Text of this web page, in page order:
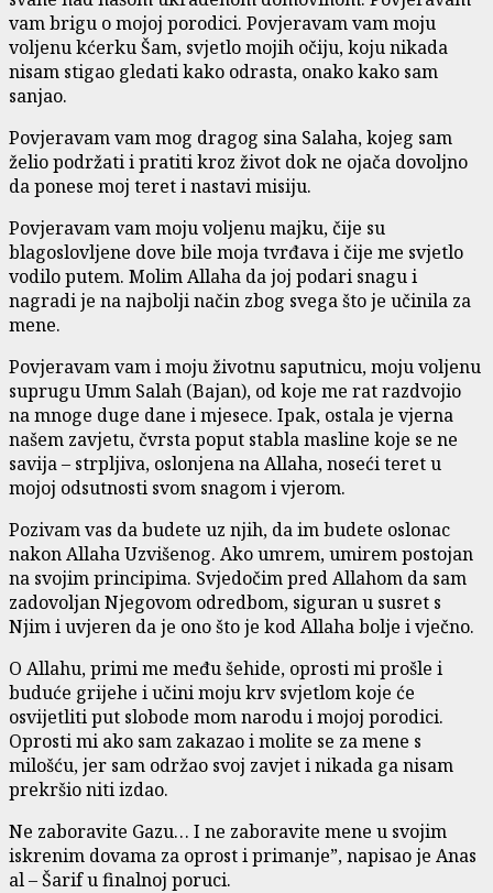
vam brigu o mojoj porodici. Povjeravam vam moju
voljenu kćerku Šam, svjetlo mojih očiju, koju nikada
nisam stigao gledati kako odrasta, onako kako sam
sanjao.
Povjeravam vam mog dragog sina Salaha, kojeg sam
želio podržati i pratiti kroz život dok ne ojača dovoljno
da ponese moj teret i nastavi misiju.
Povjeravam vam moju voljenu majku, čije su
blagoslovljene dove bile moja tvrđava i čije me svjetlo
vodilo putem. Molim Allaha da joj podari snagu i
nagradi je na najbolji način zbog svega što je učinila za
mene.
Povjeravam vam i moju životnu saputnicu, moju voljenu
suprugu Umm Salah (Bajan), od koje me rat razdvojio
na mnoge duge dane i mjesece. Ipak, ostala je vjerna
našem zavjetu, čvrsta poput stabla masline koje se ne
savija – strpljiva, oslonjena na Allaha, noseći teret u
mojoj odsutnosti svom snagom i vjerom.
Pozivam vas da budete uz njih, da im budete oslonac
nakon Allaha Uzvišenog. Ako umrem, umirem postojan
na svojim principima. Svjedočim pred Allahom da sam
zadovoljan Njegovom odredbom, siguran u susret s
Njim i uvjeren da je ono što je kod Allaha bolje i vječno.
O Allahu, primi me među šehide, oprosti mi prošle i
buduće grijehe i učini moju krv svjetlom koje će
osvijetliti put slobode mom narodu i mojoj porodici.
Oprosti mi ako sam zakazao i molite se za mene s
milošću, jer sam održao svoj zavjet i nikada ga nisam
prekršio niti izdao.
Ne zaboravite Gazu… I ne zaboravite mene u svojim
iskrenim dovama za oprost i primanje”, napisao je Anas
al – Šarif u finalnoj poruci.